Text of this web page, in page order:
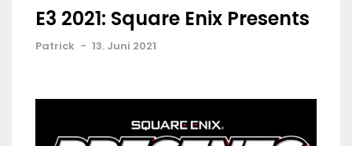
E3 2021: Square Enix Presents
Patrick - 13. Juni 2021